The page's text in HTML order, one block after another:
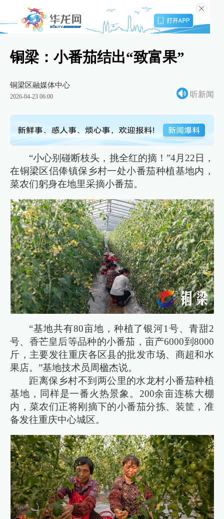
铜梁：小番茄结出“致富果”
铜梁区融媒体中心
2026-04-23 06:00 听新闻
“小心别碰断枝头，挑全红的摘！”4月22日，
在铜梁区侣俸镇保乡村一处小番茄种植基地内，
菜农们躬身在地里采摘小番茄。
“基地共有80亩地，种植了银河1号、青甜2
号、香芒皇后等品种的小番茄，亩产6000到8000
斤，主要发往重庆各区县的批发市场、商超和水
果店。”基地技术员周楹杰说。
距离保乡村不到两公里的水龙村小番茄种植
基地，同样是一番火热景象。200余亩连栋大棚
内，菜农们正将刚摘下的小番茄分拣、装筐，准
备发往重庆中心城区。